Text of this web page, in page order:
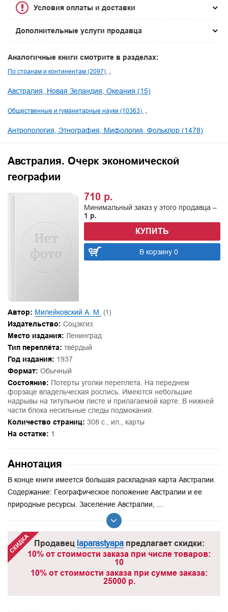
Условия оплаты и доставки
Дополнительные услуги продавца
Аналогичные книги смотрите в разделах:
По странам и континентам (2097)
Австралия, Новая Зеландия, Океания (15)
Общественные и гуманитарные науки (10363)
Антропология, Этнография, Мифология, Фольклор (1478)
Австралия. Очерк экономической
географии
710 р.
Минимальный заказ у этого продавца –
1 р.
КУПИТЬ
В корзину 0
Автор: Милейковский А. М. (1)
Издательство: Соцэкгиз
Место издания: Ленинград
Тип переплёта: твёрдый
Год издания: 1937
Формат: Обычный
Состояние: Потерты уголки переплета. На переднем
форзаце владельческая роспись. Имеются небольшие
надрывы на титульном листе и прилагаемой карте. В нижней
части блока несильные следы подмокания.
Количество страниц: 308 с., ил., карты
На остатке: 1
Аннотация
В конце книги имеется большая раскладная карта Австралии.
Содержание: Географическое положение Австралии и ее
природные ресурсы. Заселение Австралии, ...
Продавец laparastyapaпредлагает скидки:
10% от стоимости заказа при числе товаров:
10
10% от стоимости заказа при сумме заказа:
25000 р.